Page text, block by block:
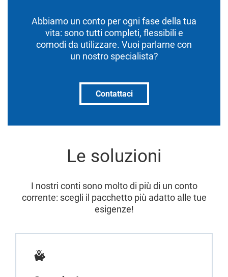
Abbiamo un conto per ogni fase della tua
vita: sono tutti completi, flessibili e
comodi da utilizzare. Vuoi parlarne con
un nostro specialista?
Contattaci
Le soluzioni
I nostri conti sono molto di più di un conto
corrente: scegli il pacchetto più adatto alle tue
esigenze!